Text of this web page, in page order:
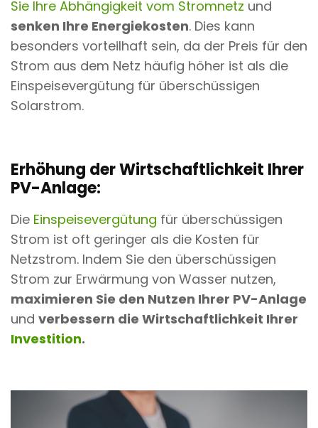
Sie Ihre Abhängigkeit vom Stromnetz und
senken Ihre Energiekosten. Dies kann
besonders vorteilhaft sein, da der Preis für den
Strom aus dem Netz häufig höher ist als die
Einspeisevergütung für überschüssigen
Solarstrom.
Erhöhung der Wirtschaftlichkeit Ihrer
PV-Anlage:
Die Einspeisevergütung für überschüssigen
Strom ist oft geringer als die Kosten für
Netzstrom. Indem Sie den überschüssigen
Strom zur Erwärmung von Wasser nutzen,
maximieren Sie den Nutzen Ihrer PV-Anlage
und verbessern die Wirtschaftlichkeit Ihrer
Investition.